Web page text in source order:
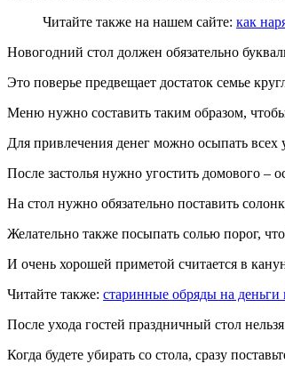
Читайте также на нашем сайте: как
Новогодний стол должен обязательно
Это поверье предвещает достаток семье
Меню нужно составить таким образом,
Для привлечения денег можно осыпать всех
После застолья нужно угостить домового –
На стол нужно обязательно поставить
Желательно также посыпать солью порог,
И очень хорошей приметой считается в
Читайте также: старинные обряды на
После ухода гостей праздничный стол
Когда будете убирать со стола, сразу